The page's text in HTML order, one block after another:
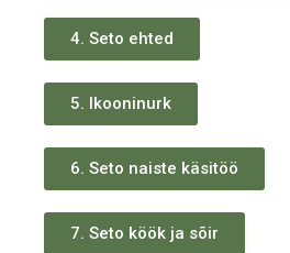
4. Seto ehted
5. Ikooninurk
6. Seto naiste käsitöö
7. Seto köök ja sõir